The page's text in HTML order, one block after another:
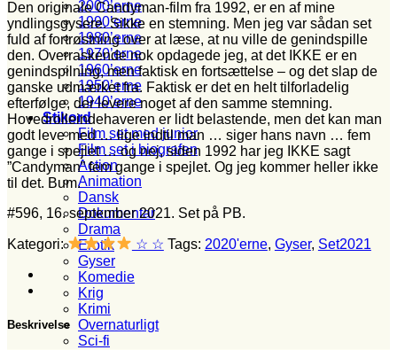
2000’erne
1990’erne
1980’erne
1970’erne
1960’erne
1950’erne
1940’erne
Stikord
Film set med junior
Film set i biografen
Action
Animation
Dansk
Dokumentar
Drama
Erotik
Gyser
Komedie
Krig
Krimi
Overnaturligt
Sci-fi
Den originale Candyman-film fra 1992, er en af mine
yndlingsgysere. Sikke en stemning. Men jeg var sådan set
fuld af fortrøstning over at læse, at nu ville de genindspille
den. Overraskende nok opdagede jeg, at det IKKE er en
genindspilning, men faktisk en fortsættelse – og det slap de
ganske udmærket fra. Faktisk er det en helt tilforladelig
efterfølge, der levere noget af den samme stemning.
Hovedrolleindehaveren er lidt belastende, men det kan man
godt leve med … lige indtil man … siger hans navn … fem
gange i spejlet … og nej, siden 1992 har jeg IKKE sagt
”Candyman” fem gange i spejlet. Og jeg kommer heller ikke
til det. Bum.
#596, 16. september 2021. Set på PB.
Kategori: ☆ ☆ Tags: 2020'erne, Gyser, Set2021
Beskrivelse